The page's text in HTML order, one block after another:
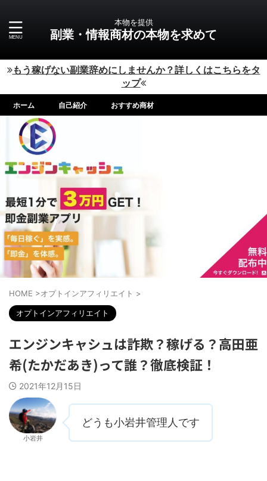
本物を提供
副業・情報商材の本物を求めて
もう稼げない副業辞めにしませんか？詳しくはこちらをタ
ップ
ホーム 自己紹介 おすすめ商材
HOME >オプトインアフィリエイト >
オプトインアフィリエイト
エンジンキャシュは詐欺？稼げる？高田亜
希(たかだあき)って誰？徹底検証！
2021年12月15日
小岩井
どうも小岩井管理人です